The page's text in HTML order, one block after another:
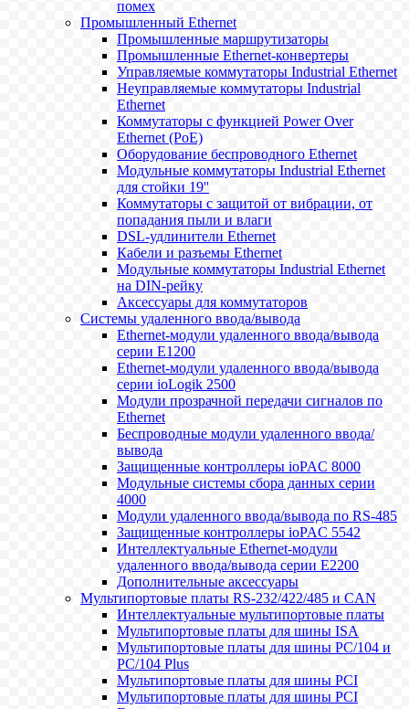
помех
Промышленный Ethernet
Промышленные маршрутизаторы
Промышленные Ethernet-конвертеры
Управляемые коммутаторы Industrial Ethernet
Неуправляемые коммутаторы Industrial
Ethernet
Коммутаторы с функцией Power Over
Ethernet (PoE)
Оборудование беспроводного Ethernet
Модульные коммутаторы Industrial Ethernet
для стойки 19''
Коммутаторы с защитой от вибрации, от
попадания пыли и влаги
DSL-удлинители Ethernet
Кабели и разъемы Ethernet
Модульные коммутаторы Industrial Ethernet
на DIN-рейку
Аксессуары для коммутаторов
Системы удаленного ввода/вывода
Ethernet-модули удаленного ввода/вывода
серии E1200
Ethernet-модули удаленного ввода/вывода
серии ioLogik 2500
Модули прозрачной передачи сигналов по
Ethernet
Беспроводные модули удаленного ввода/
вывода
Защищенные контроллеры ioPAC 8000
Модульные системы сбора данных серии
4000
Модули удаленного ввода/вывода по RS-485
Защищенные контроллеры ioPAC 5542
Интеллектуальные Ethernet-модули
удаленного ввода/вывода серии E2200
Дополнительные аксессуары
Мультипортовые платы RS-232/422/485 и CAN
Интеллектуальные мультипортовые платы
Мультипортовые платы для шины ISA
Мультипортовые платы для шины PC/104 и
PC/104 Plus
Мультипортовые платы для шины PCI
Мультипортовые платы для шины PCI